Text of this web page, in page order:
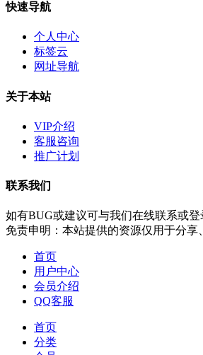
快速导航
个人中心
标签云
网址导航
关于本站
VIP介绍
客服咨询
推广计划
联系我们
如有BUG或建议可与我们在线联系或
免责申明：本站提供的资源仅用于分
首页
用户中心
会员介绍
QQ客服
首页
分类